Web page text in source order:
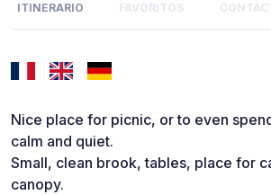
ITINERARIO FAVORITOS
Nice place for picnic, or to even
calm and quiet.
Small, clean brook, tables, place for
canopy.